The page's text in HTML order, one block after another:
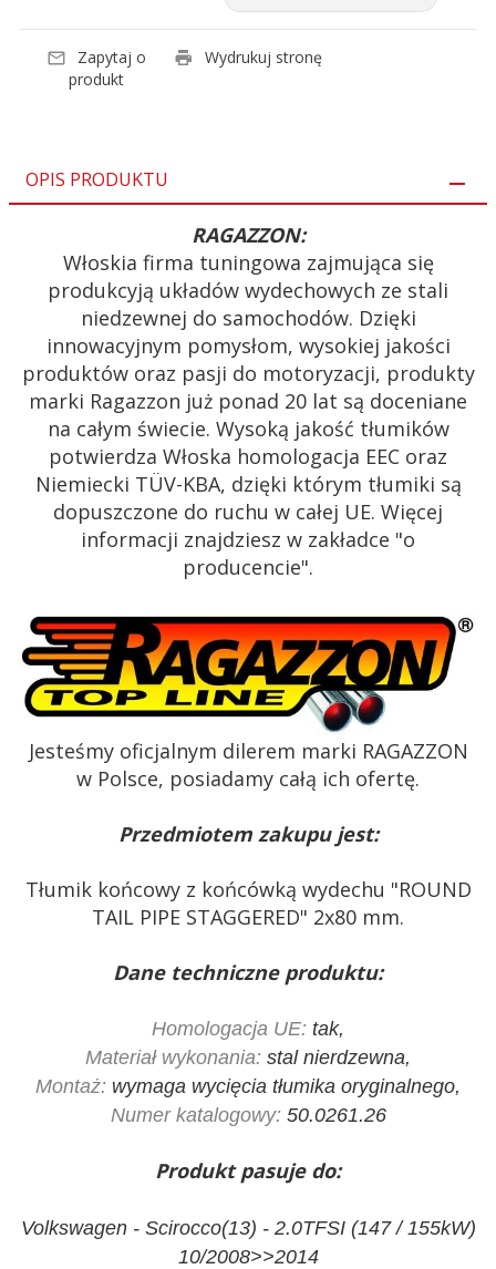
Zapytaj o
produkt
Wydrukuj stronę
OPIS PRODUKTU
RAGAZZON:
Włoskia firma tuningowa zajmująca się
produkcyją układów wydechowych ze stali
niedzewnej do samochodów. Dzięki
innowacyjnym pomysłom, wysokiej jakości
produktów oraz pasji do motoryzacji, produkty
marki Ragazzon już ponad 20 lat są doceniane
na całym świecie. Wysoką jakość tłumików
potwierdza Włoska homologacja EEC oraz
Niemiecki TÜV-KBA, dzięki którym tłumiki są
dopuszczone do ruchu w całej UE. Więcej
informacji znajdziesz w zakładce "o
producencie".
Jesteśmy oficjalnym dilerem marki RAGAZZON
w Polsce, posiadamy całą ich ofertę.
Przedmiotem zakupu jest:
Tłumik końcowy z końcówką wydechu "ROUND
TAIL PIPE STAGGERED" 2x80 mm.
Dane techniczne produktu:
Homologacja UE: tak,
Materiał wykonania: stal nierdzewna,
Montaż: wymaga wycięcia tłumika oryginalnego,
Numer katalogowy:50.0261.26
Produkt pasuje do:
Volkswagen - Scirocco(13) - 2.0TFSI (147 / 155kW)
10/2008>>2014